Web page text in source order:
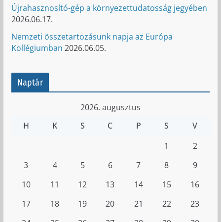
Újrahasznosító-gép a környezettudatosság jegyében
2026.06.17.
Nemzeti összetartozásunk napja az Európa
Kollégiumban 2026.06.05.
Naptár
2026. augusztus
H
K S C P S V
1
2
3
4 5 6 7 8
9
10
11 12 13 14 15
16
17
18 19 20 21 22
23